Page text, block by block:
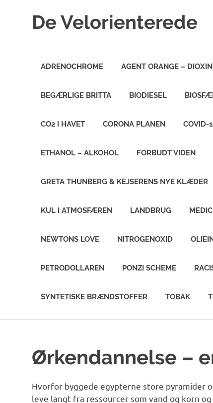
De Velorienterede
ADRENOCHROME
AGENT ORANGE – DIOXIN
BEGÆRLIGE BRITTA BIODIESEL
CO2 I HAVET CORONA PLANEN COVID-
ETHANOL – ALKOHOL FORBUDT VIDEN
GRETA THUNBERG & KEJSERENS NYE KLÆDER
KUL I ATMOSFÆREN LANDBRUG
NEWTONS LOVE NITROGENOXID
PETRODOLLAREN PONZI SCHEME
SYNTETISKE BRÆNDSTOFFER TOBAK
Ørkendannelse –
Hvorfor byggede egypterne store pyramider
leve langt fra ressourcer som vand og korn